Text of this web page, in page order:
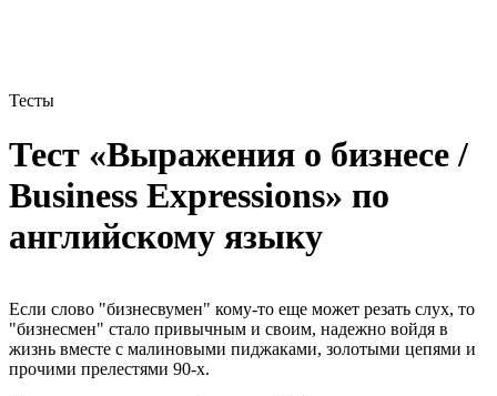
Тесты
Тест «Выражения о бизнесе /
Business Expressions» по
английскому языку
Если слово "бизнесвумен" кому-то еще может резать слух, то
"бизнесмен" стало привычным и своим, надежно войдя в
жизнь вместе с малиновыми пиджаками, золотыми цепями и
прочими прелестями 90-х.